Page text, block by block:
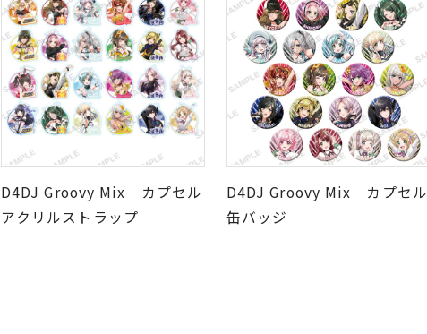
D4DJ Groovy Mix カプセル
アクリルストラップ
D4DJ Groovy Mix カプセル
缶バッジ